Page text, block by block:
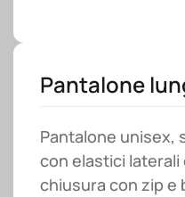
Pantalone
Pantalone unisex,
con elastici laterali
chiusura con zip e